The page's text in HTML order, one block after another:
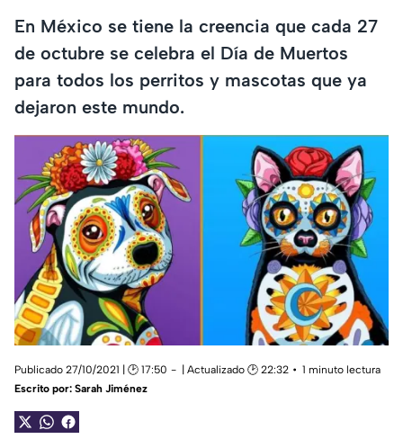
En México se tiene la creencia que cada 27
de octubre se celebra el Día de Muertos
para todos los perritos y mascotas que ya
dejaron este mundo.
Publicado 27/10/2021 | 🕑 17:50 | Actualizado 🕑 22:32
1 minuto lectura
Escrito por: Sarah Jiménez